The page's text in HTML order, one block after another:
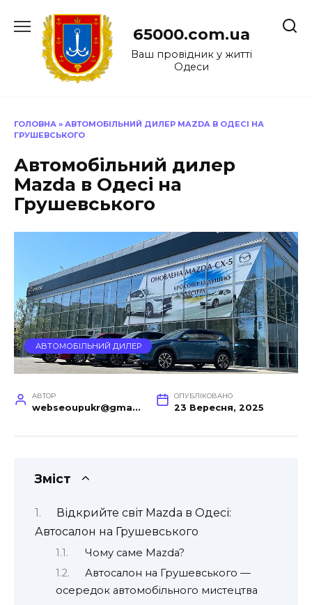
до
65000.com.ua
Ваш провідник у житті
Одеси
ГОЛОВНА » АВТОМОБІЛЬНИЙ ДИЛЕР MAZDA В ОДЕСІ НА
ГРУШЕВСЬКОГО
Автомобільний дилер
Mazda в Одесі на
Грушевського
АВТОМОБІЛЬНИЙ ДИЛЕР
АВТОР
webseoupukr@gmail.com
ОПУБЛІКОВАНО
23 Вересня, 2025
Зміст
Відкрийте світ Mazda в Одесі:
Автосалон на Грушевського
Чому саме Mazda?
Автосалон на Грушевського —
осередок автомобільного мистецтва